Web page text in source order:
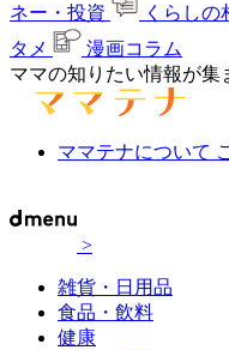
ネー・投資
くらしの
タメ
漫画コラム
ママの知りたい情報が集
ママテナについて
>
雑貨・日用品
食品・飲料
健康